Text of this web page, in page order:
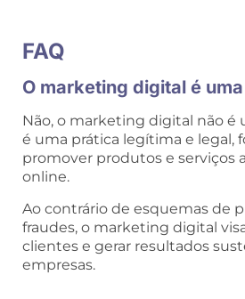
FAQ
O marketing digital é
Não, o marketing digital não é
é uma prática legítima e legal,
promover produtos e serviços
online.
Ao contrário de esquemas de
fraudes, o marketing digital
clientes e gerar resultados
empresas.